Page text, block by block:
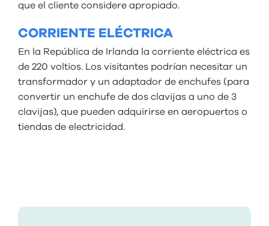
que el cliente considere apropiado.
CORRIENTE ELÉCTRICA
En la República de Irlanda la corriente eléctrica es
de 220 voltios. Los visitantes podrían necesitar un
transformador y un adaptador de enchufes (para
convertir un enchufe de dos clavijas a uno de 3
clavijas), que pueden adquirirse en aeropuertos o
tiendas de electricidad.